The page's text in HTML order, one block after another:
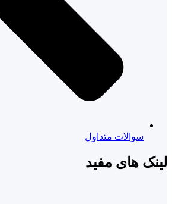
سوالات متداول
لینک های مفید